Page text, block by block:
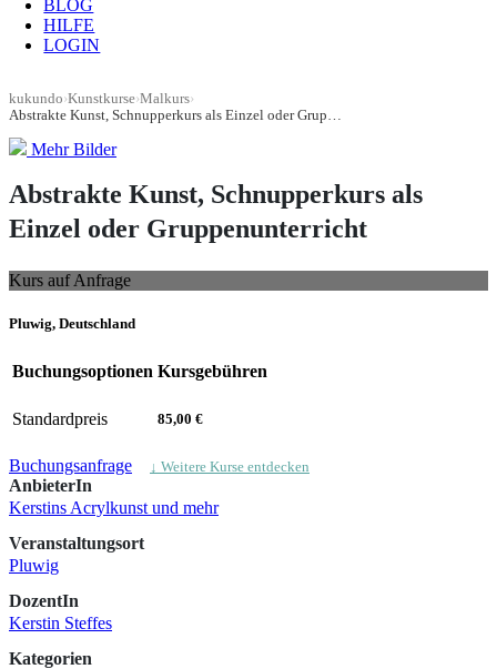
BLOG
HILFE
LOGIN
kukundo›Kunstkurse›Malkurs›
Abstrakte Kunst, Schnupperkurs als Einzel oder Gruppenunterricht
Mehr Bilder
Abstrakte Kunst, Schnupperkurs als
Einzel oder Gruppenunterricht
Kurs auf Anfrage
Pluwig, Deutschland
Buchungsoptionen Kursgebühren
Standardpreis 85,00 €
Buchungsanfrage ↓ Weitere Kurse entdecken
AnbieterIn
Kerstins Acrylkunst und mehr
Veranstaltungsort
Pluwig
DozentIn
Kerstin Steffes
Kategorien